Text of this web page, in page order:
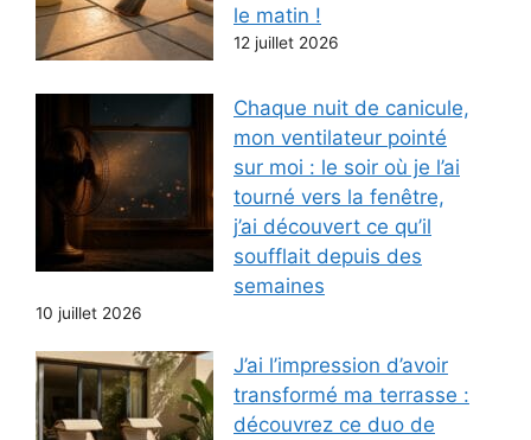
le matin !
12 juillet 2026
Chaque nuit de canicule,
mon ventilateur pointé
sur moi : le soir où je l’ai
tourné vers la fenêtre,
j’ai découvert ce qu’il
soufflait depuis des
semaines
10 juillet 2026
J’ai l’impression d’avoir
transformé ma terrasse :
découvrez ce duo de